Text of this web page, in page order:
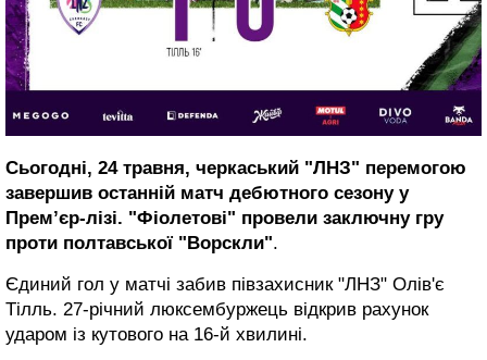
Сьогодні, 24 травня, черкаський "ЛНЗ" перемогою
завершив останній матч дебютного сезону у
Прем’єр-лізі. "Фіолетові" провели заключну гру
проти полтавської "Ворскли".
Єдиний гол у матчі забив півзахисник "ЛНЗ" Олів'є
Тілль. 27-річний люксембуржець відкрив рахунок
ударом із кутового на 16-й хвилині.